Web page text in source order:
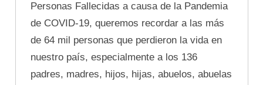
Personas Fallecidas a causa de la Pandemia
de COVID-19, queremos recordar a las más
de 64 mil personas que perdieron la vida en
nuestro país, especialmente a los 136
padres, madres, hijos, hijas, abuelos, abuelas